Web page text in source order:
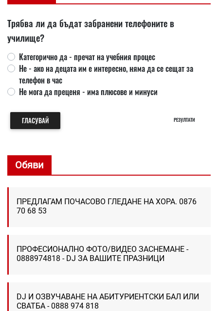
Трябва ли да бъдат забранени телефоните в
училище?
Категорично да - пречат на учебния процес
Не - ако на децата им е интересно, няма да се сещат за
телефон в час
Не мога да преценя - има плюсове и минуси
ГЛАСУВАЙ РЕЗУЛТАТИ
Обяви
ПРЕДЛАГАМ ПОЧАСОВО ГЛЕДАНЕ НА ХОРА. 0876
70 68 53
ПРОФЕСИОНАЛНО ФОТО/ВИДЕО ЗАСНЕМАНЕ -
0888974818 - DJ ЗА ВАШИТЕ ПРАЗНИЦИ
DJ И ОЗВУЧАВАНЕ НА АБИТУРИЕНТСКИ БАЛ ИЛИ
СВАТБА - 0888 974 818